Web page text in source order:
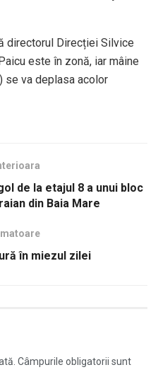
directorul Direcției Silvice
este în zonă, iar mâine
se va deplasa acolor
de la etajul 8 a unui bloc
din Baia Mare
în miezul zilei
Câmpurile obligatorii sunt